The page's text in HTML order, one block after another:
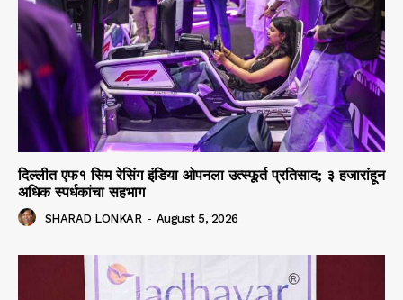
दिल्लीत एफ१ सिम रेसिंग इंडिया ओपनला उत्स्फूर्त प्रतिसाद; ३ हजारांहून
अधिक स्पर्धकांचा सहभाग
SHARAD LONKAR - August 5, 2026